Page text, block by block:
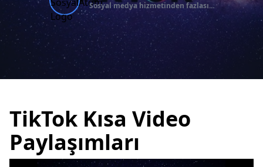
Sosyal medya hizmetinden fazlası...
TikTok Kısa Video
Paylaşımları